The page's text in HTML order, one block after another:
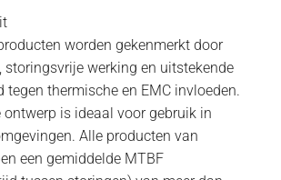
worden gekenmerkt door
storingsvrije werking en uitstekende
tegen thermische en EMC invloeden.
ontwerp is ideaal voor gebruik in
Alle producten van
een gemiddelde MTBF